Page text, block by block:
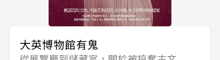
大英博物館有鬼